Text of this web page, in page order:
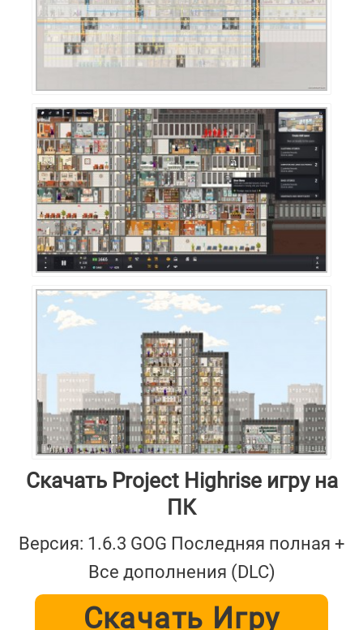
Скачать Project Highrise игру на
ПК
Версия: 1.6.3 GOG Последняя полная +
Все дополнения (DLC)
Скачать Игру